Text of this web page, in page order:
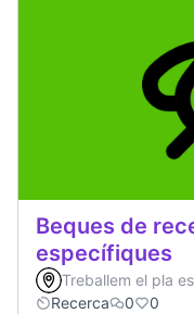
Beques de
específiques
Treballem el pla
Recerca
0 0